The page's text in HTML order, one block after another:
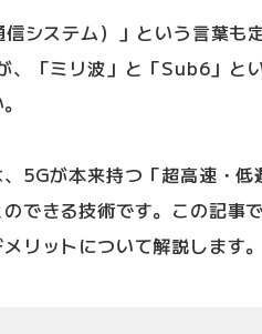
信システム）」という言葉も
、「ミリ波」と「Sub6」と
5Gが本来持つ「超高速・
できる技術です。この記事
リットについて解説します。